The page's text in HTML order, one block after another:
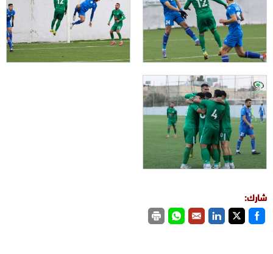
شارك: